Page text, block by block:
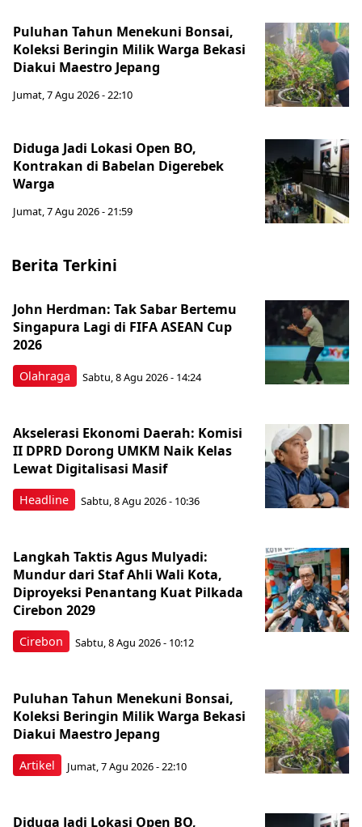
Puluhan Tahun Menekuni Bonsai,
Koleksi Beringin Milik Warga Bekasi
Diakui Maestro Jepang
Jumat, 7 Agu 2026 - 22:10
Diduga Jadi Lokasi Open BO,
Kontrakan di Babelan Digerebek
Warga
Jumat, 7 Agu 2026 - 21:59
Berita Terkini
Olahraga
John Herdman: Tak Sabar Bertemu
Singapura Lagi di FIFA ASEAN Cup
2026
Sabtu, 8 Agu 2026 - 14:24
Headline
Akselerasi Ekonomi Daerah: Komisi
II DPRD Dorong UMKM Naik Kelas
Lewat Digitalisasi Masif
Sabtu, 8 Agu 2026 - 10:36
Cirebon
Langkah Taktis Agus Mulyadi:
Mundur dari Staf Ahli Wali Kota,
Diproyeksi Penantang Kuat Pilkada
Cirebon 2029
Sabtu, 8 Agu 2026 - 10:12
Artikel
Puluhan Tahun Menekuni Bonsai,
Koleksi Beringin Milik Warga Bekasi
Diakui Maestro Jepang
Jumat, 7 Agu 2026 - 22:10
Diduga Jadi Lokasi Open BO,